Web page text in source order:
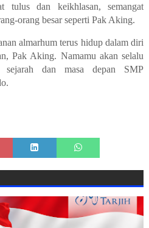
tulus dan keikhlasan, semangat
orang besar seperti Pak Aking.
almarhum terus hidup dalam diri
Pak Aking. Namamu akan selalu
dan masa depan SMP